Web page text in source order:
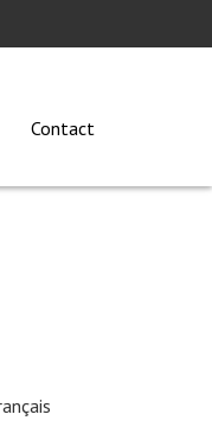
Contact